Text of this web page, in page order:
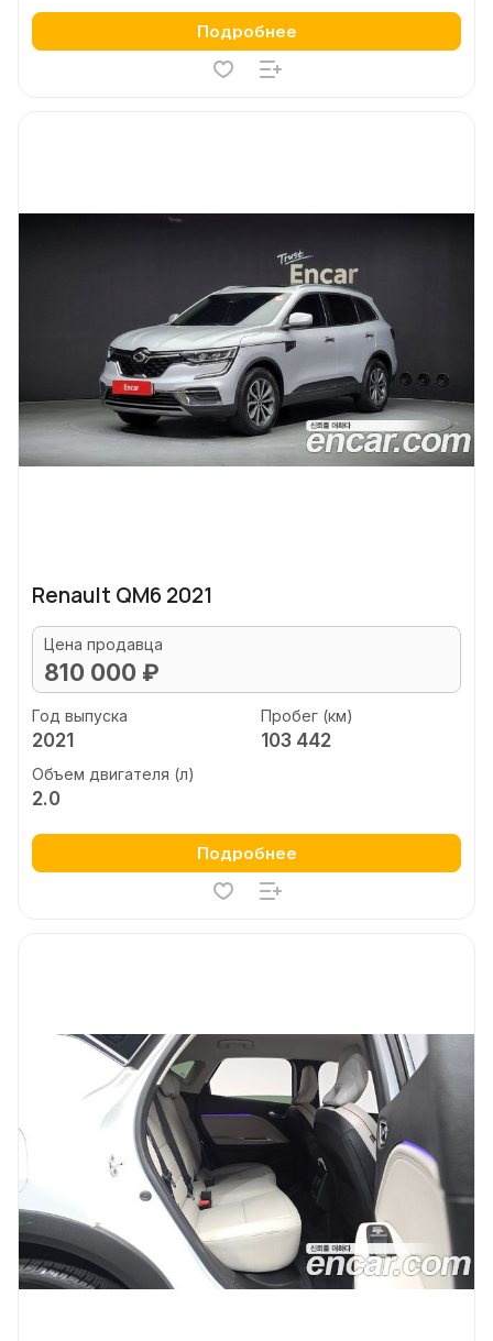
Подробнее
Renault QM6 2021
Цена продавца
810 000 ₽
Год выпуска
2021
Пробег (км)
103 442
Объем двигателя (л)
2.0
Подробнее